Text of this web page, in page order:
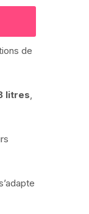
de
litres,